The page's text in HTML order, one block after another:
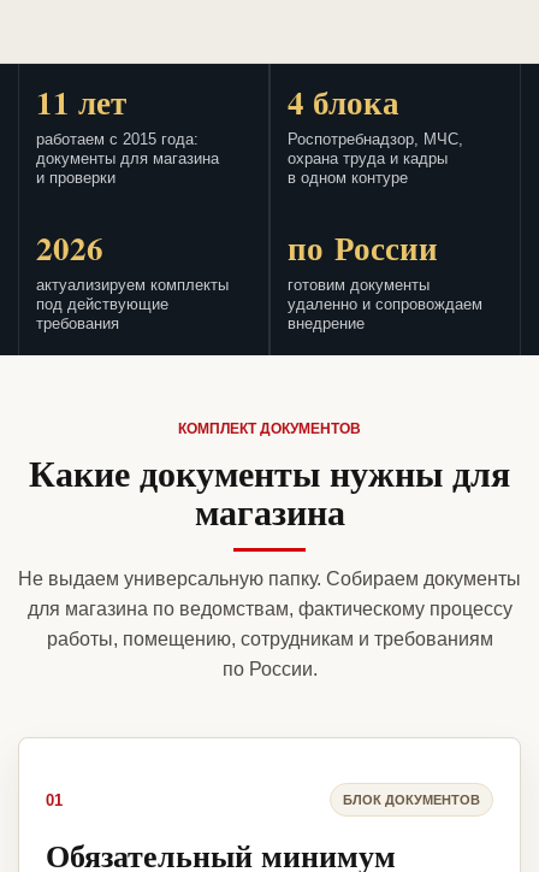
11 лет
работаем с 2015 года:
документы для магазина
и проверки
4 блока
Роспотребнадзор, МЧС,
охрана труда и кадры
в одном контуре
2026
актуализируем комплекты
под действующие
требования
по России
готовим документы
удаленно и сопровождаем
внедрение
КОМПЛЕКТ ДОКУМЕНТОВ
Какие документы нужны для
магазина
Не выдаем универсальную папку. Собираем документы
для магазина по ведомствам, фактическому процессу
работы, помещению, сотрудникам и требованиям
по России.
01 БЛОК ДОКУМЕНТОВ
Обязательный минимум